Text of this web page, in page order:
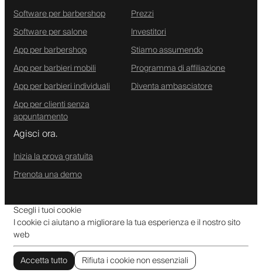
Software per barbershop
Software per salone
App per barbershop
App per barbieri mobili
App per barbieri individuali
App per clienti senza
appuntamento
Prezzi
Investitori
Stiamo assumendo
Programma di affiliazione
Diventa ambasciatore
Agisci ora.
Inizia la prova gratuita
Prenota una demo
Scegli i tuoi cookie
I cookie ci aiutano a migliorare la tua esperienza e il nostro sito
web
Accetta tutto
Rifiuta i cookie non essenziali